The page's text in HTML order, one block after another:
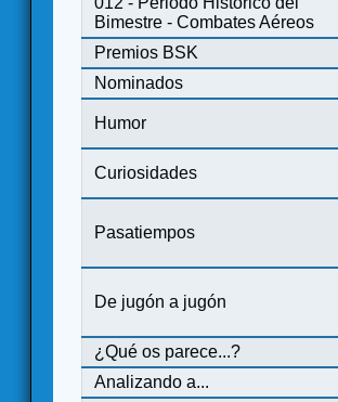
Bimestre - Combates Aéreos
Premios BSK
Nominados
Humor
Curiosidades
Pasatiempos
De jugón a jugón
¿Qué os parece...?
Analizando a...